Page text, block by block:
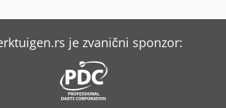
je zvanični sponzor: